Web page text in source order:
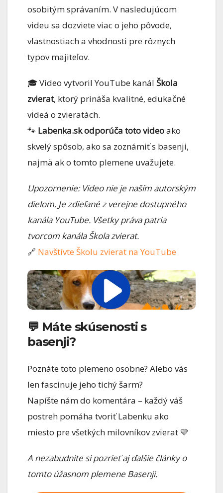
osobitým správaním. V nasledujúcom
videu sa dozviete viac o jeho pôvode,
vlastnostiach a vhodnosti pre rôznych
typov majiteľov.
🎓 Video vytvoril YouTube kanál Škola
zvierat, ktorý prináša kvalitné, edukačné
videá o zvieratách.
🐾 Labenka.sk odporúča toto videoako
skvelý spôsob, ako sa zoznámiť s basenji,
najmä ak o tomto plemene uvažujete.
Upozornenie: Video nie je naším autorským
dielom. Je zdieľané z verejne dostupného
kanála YouTube. Všetky práva patria
tvorcom kanála Škola zvierat.
🔗 Navštívte Školu zvierat na YouTube
💬 Máte skúsenosti s
basenji?
Poznáte toto plemeno osobne? Alebo vás
len fascinuje jeho tichý šarm?
Napíšte nám do komentára – každý váš
postreh pomáha tvoriť Labenku ako
miesto pre všetkých milovníkov zvierat 💛
A nezabudnite si pozrieť aj ďalšie články o
tomto úžasnom plemene Basenji.